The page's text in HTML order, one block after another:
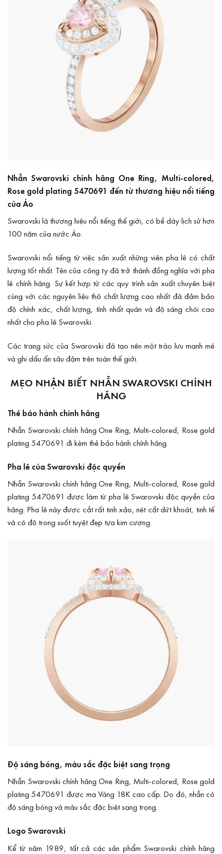
Nhẫn Swarovski chính hãng One Ring, Multi-colored,
Rose gold plating 5470691 đến từ thương hiệu nổi tiếng
của Áo
Swarovski là thương hiệu nổi tiếng thế giới, có bề dày lịch sử hơn
100 năm của nước Áo.
Swarovski nổi tiếng từ việc sản xuất những viên pha lê có chất
lượng tốt nhất. Tên của công ty đã trở thành đồng nghĩa với pha
lê chính hãng. Sự kết hợp từ các quy trình sản xuất chuyên biệt
cùng với các nguyên liệu thô chất lượng cao nhất đã đảm bảo
độ chính xác, chất lượng, tính nhất quán và độ sáng chói cao
nhất cho pha lê Swarovski.
Các trang sức của Swarovski đã tạo nên một trào lưu mạnh mẽ
và ghi dấu ấn sâu đậm trên toàn thế giới.
MẸO NHẬN BIẾT NHẪN SWAROVSKI CHÍNH
HÃNG
Thẻ bảo hành chính hãng
Nhẫn Swarovski chính hãng One Ring, Multi-colored, Rose gold
plating 5470691 đi kèm thẻ bảo hành chính hãng.
Pha lê của Swarovski độc quyền
Nhẫn Swarovski chính hãng One Ring, Multi-colored, Rose gold
plating 5470691 được làm từ pha lê Swarovski độc quyền của
hãng. Pha lê này được cắt rất tinh xảo, nét cắt dứt khoát, tinh tế
và có độ trong suốt tuyệt đẹp tựa kim cương.
Độ sáng bóng, màu sắc đặc biệt sang trọng
Nhẫn Swarovski chính hãng One Ring, Multi-colored, Rose gold
plating 5470691 được mạ Vàng 18K cao cấp. Do đó, nhẫn có
độ sáng bóng và màu sắc đặc biệt sang trọng.
Logo Swarovski
Kể từ năm 1989, tất cả các sản phẩm Swarovski chính hãng